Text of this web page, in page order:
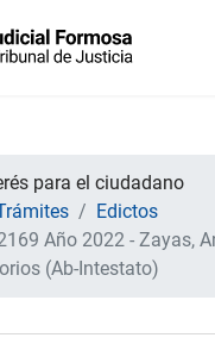
para el ciudadano
Edictos
Año 2022 - Zayas,
(Ab-Intestato)